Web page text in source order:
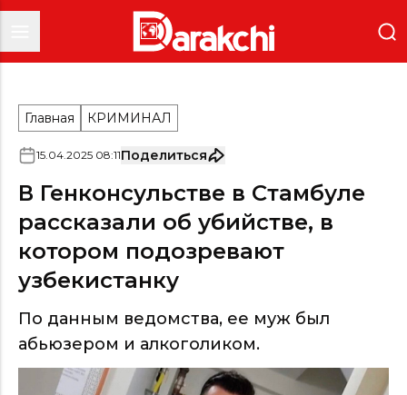
Главная КРИМИНАЛ
15.04.2025 08:11Поделиться
В Генконсульстве в Стамбуле
рассказали об убийстве, в
котором подозревают
узбекистанку
По данным ведомства, ее муж был
абьюзером и алкоголиком.